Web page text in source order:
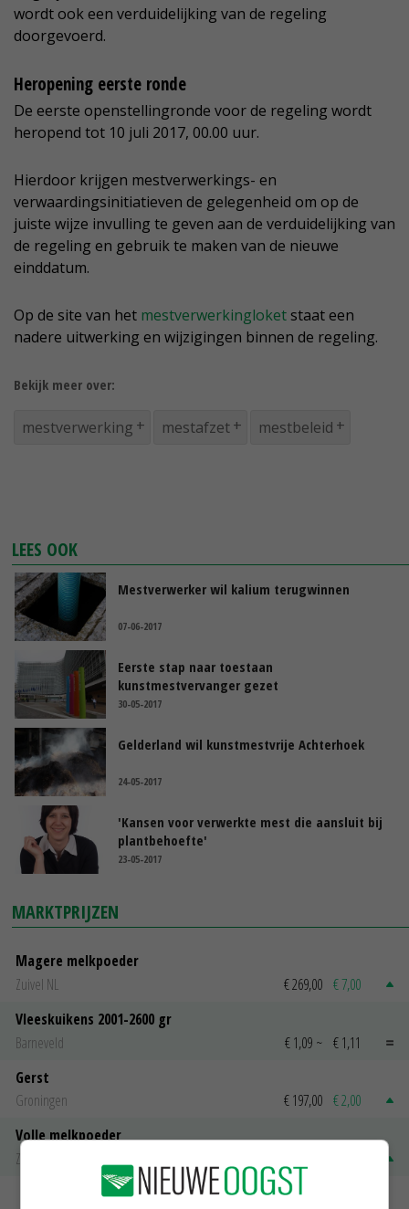
wordt ook een verduidelijking van de regeling
doorgevoerd.
Heropening eerste ronde
De eerste openstellingronde voor de regeling wordt
heropend tot 10 juli 2017, 00.00 uur.
Hierdoor krijgen mestverwerkings- en
verwaardingsinitiatieven de gelegenheid om op de
juiste wijze invulling te geven aan de verduidelijking van
de regeling en gebruik te maken van de nieuwe
einddatum.
Op de site van het mestverwerkingloket staat een
nadere uitwerking en wijzigingen binnen de regeling.
Bekijk meer over:
mestverwerking mestafzet mestbeleid
LEES OOK
Mestverwerker wil kalium terugwinnen
07-06-2017
Eerste stap naar toestaan
kunstmestvervanger gezet
30-05-2017
Gelderland wil kunstmestvrije Achterhoek
24-05-2017
'Kansen voor verwerkte mest die aansluit bij
plantbehoefte'
23-05-2017
MARKTPRIJZEN
Magere melkpoeder
Zuivel NL
€ 269,00 € 7,00
Vleeskuikens 2001-2600 gr
Barneveld
€ 1,09 ~ € 1,11
Gerst
Groningen
€ 197,00 € 2,00
Volle melkpoeder
Zuivel NL